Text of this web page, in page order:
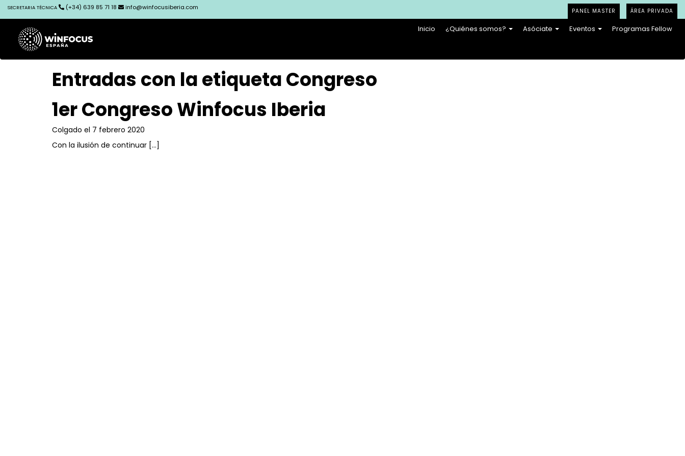
SECRETARIA TÉCNICA (+34) 639 85 71 18 info@winfocusiberia.com PANEL MASTER ÁREA PRIVADA
Inicio ¿Quiénes somos? Asóciate Eventos Programas Fellow
Entradas con la etiqueta Congreso
1er Congreso Winfocus Iberia
Colgado el 7 febrero 2020
Con la ilusión de continuar […]